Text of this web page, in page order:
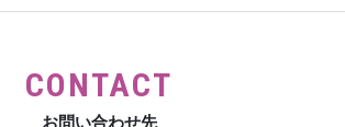
CONTACT
お問い合わせ先